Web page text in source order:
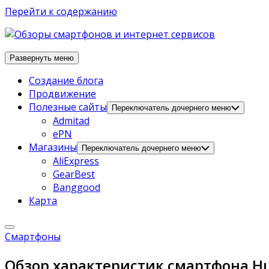
Перейти к содержанию
Развернуть меню
Создание блога
Продвижение
Полезные сайты
Переключатель дочернего меню
Admitad
ePN
Магазины
Переключатель дочернего меню
AliExpress
GearBest
Banggood
Карта
Смартфоны